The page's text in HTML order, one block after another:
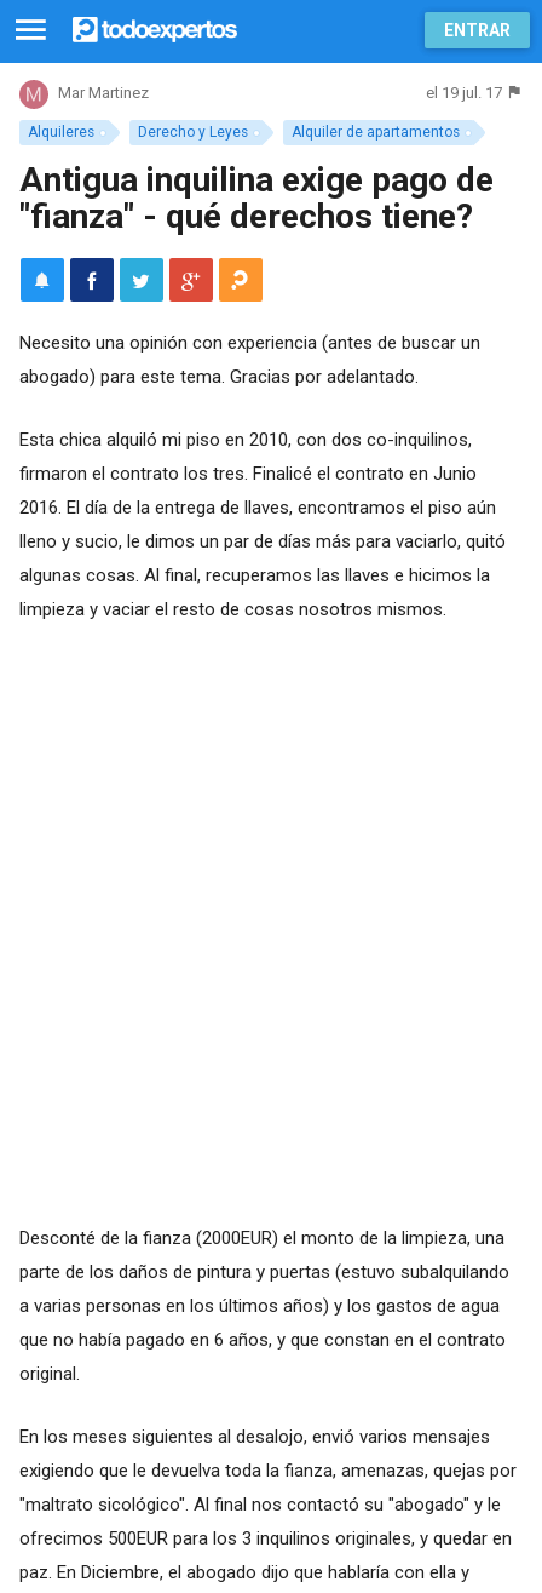
ENTRAR
Alquileres Derecho y Leyes Alquiler de apartamentos
Mar Martinez el 19 jul. 17
Antigua inquilina exige pago de
"fianza" - qué derechos tiene?
Necesito una opinión con experiencia (antes de buscar un
abogado) para este tema. Gracias por adelantado.
Esta chica alquiló mi piso en 2010, con dos co-inquilinos,
firmaron el contrato los tres. Finalicé el contrato en Junio
2016. El día de la entrega de llaves, encontramos el piso aún
lleno y sucio, le dimos un par de días más para vaciarlo, quitó
algunas cosas. Al final, recuperamos las llaves e hicimos la
limpieza y vaciar el resto de cosas nosotros mismos.
Desconté de la fianza (2000EUR) el monto de la limpieza, una
parte de los daños de pintura y puertas (estuvo subalquilando
a varias personas en los últimos años) y los gastos de agua
que no había pagado en 6 años, y que constan en el contrato
original.
En los meses siguientes al desalojo, envió varios mensajes
exigiendo que le devuelva toda la fianza, amenazas, quejas por
"maltrato sicológico". Al final nos contactó su "abogado" y le
ofrecimos 500EUR para los 3 inquilinos originales, y quedar en
paz. En Diciembre, el abogado dijo que hablaría con ella y